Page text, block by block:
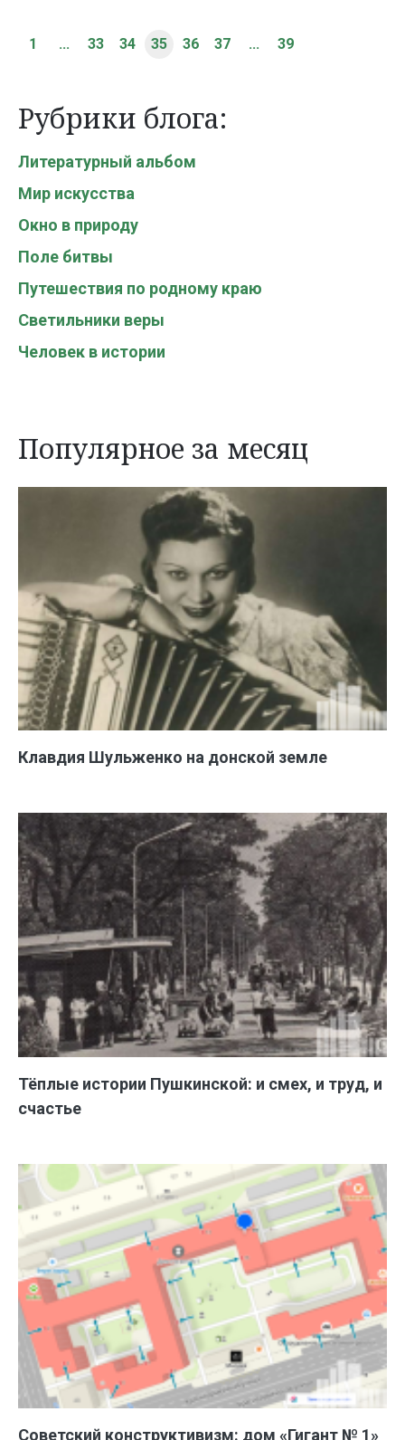
1 ... 33 34 35 36 37 ... 39
Рубрики блога:
Литературный альбом
Мир искусства
Окно в природу
Поле битвы
Путешествия по родному краю
Светильники веры
Человек в истории
Популярное за месяц
Клавдия Шульженко на донской земле
Тёплые истории Пушкинской: и смех, и труд, и
счастье
Советский конструктивизм: дом «Гигант № 1»